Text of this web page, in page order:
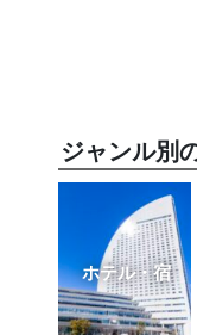
ジャンル別
ホテル・宿